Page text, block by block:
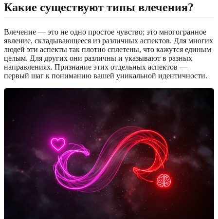
Какие существуют типы влечения?
Влечение — это не одно простое чувство; это многогранное
явление, складывающееся из различных аспектов. Для многих
людей эти аспекты так плотно сплетены, что кажутся единым
целым. Для других они различны и указывают в разных
направлениях. Признание этих отдельных аспектов —
первый шаг к пониманию вашей уникальной идентичности.